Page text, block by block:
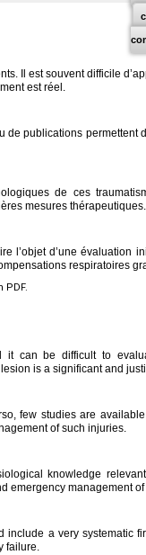
Il est souvent difficile
est réel.
de publications permettent
de ces
mesures thérapeutiques.
l’objet d’une évaluation
respiratoires
PDF.
it can be difficult to
is a significant and
few studies are
of such injuries.
knowledge
emergency management
include a very systematic
failure.